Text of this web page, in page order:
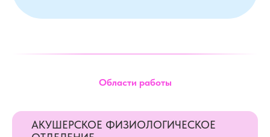
Области работы
АКУШЕРСКОЕ ФИЗИОЛОГИЧЕСКОЕ